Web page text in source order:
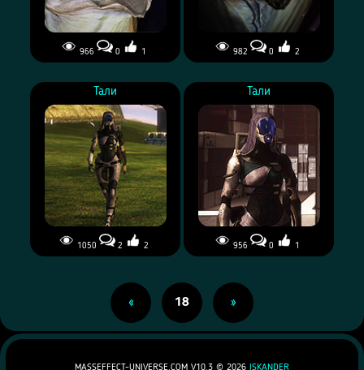
966 0 1 982 0 2
Тали
1050 2 2
Тали
956 0 1
« 18 »
MASSEFFECT-UNIVERSE.COM V10.3 © 2026 ISKANDER